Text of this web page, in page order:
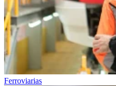
Ferroviarias